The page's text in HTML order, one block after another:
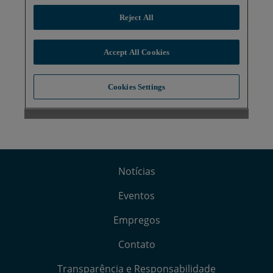
Notícias
Eventos
Empregos
Contato
Transparência e Responsabilidade